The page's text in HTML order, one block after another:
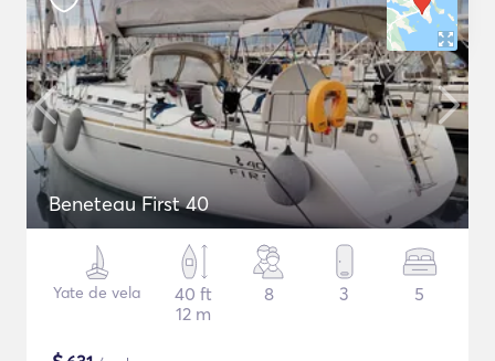
Beneteau First 40
Yate de vela
40 ft
12 m
8 3 5